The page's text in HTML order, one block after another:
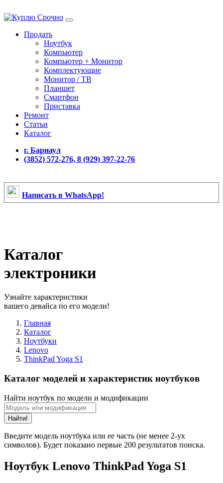
Продать
Ноутбук
Компьютер
Компьютер + Монитор
Комплектующие
Монитор / ТВ
Планшет
Смартфон
Приставка
Ремонт
Статьи
Каталог
г. Барнаул
(3852) 572-276, 8 (929) 397-22-76
Написать в WhatsApp!
Каталог
электроники
Узнайте характеристики
вашего девайса по его модели!
Главная
Каталог
Ноутбуки
Lenovo
ThinkPad Yoga S1
Каталог моделей и характеристик ноутбуков
Найти ноутбук по модели и модификации
Найти!
Введите модель ноутбука или ее часть (не менее 2-ух
символов). Будет показано первые 200 результатов поиска.
Ноутбук Lenovo ThinkPad Yoga S1